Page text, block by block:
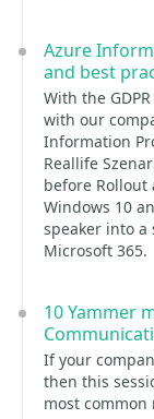
Azure
and best
With the
with our
Information
Reallife
before Rollout
Windows 10
speaker into a
Microsoft 365.
10 Yammer
If your
then this
most common